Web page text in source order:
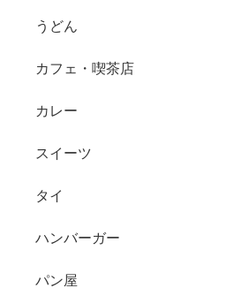
うどん
カフェ・喫茶店
カレー
スイーツ
タイ
ハンバーガー
パン屋